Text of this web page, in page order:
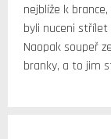
nejblíže k
byli nuceni
Naopak soupeř
branky, a to jim